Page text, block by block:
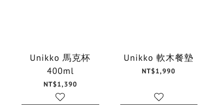
Unikko 馬克杯
400ml
NT$1,390
Unikko 軟木餐墊
NT$1,990